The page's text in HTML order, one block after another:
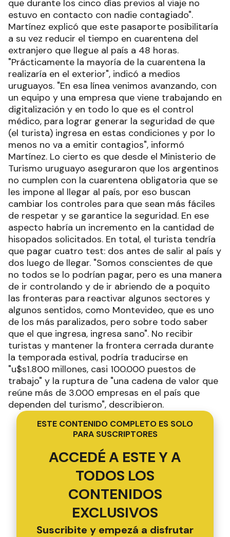
que durante los cinco días previos al viaje no
estuvo en contacto con nadie contagiado".
Martínez explicó que este pasaporte posibilitaría
a su vez reducir el tiempo en cuarentena del
extranjero que llegue al país a 48 horas.
"Prácticamente la mayoría de la cuarentena la
realizaría en el exterior", indicó a medios
uruguayos. "En esa línea venimos avanzando, con
un equipo y una empresa que viene trabajando en
digitalización y en todo lo que es el control
médico, para lograr generar la seguridad de que
(el turista) ingresa en estas condiciones y por lo
menos no va a emitir contagios", informó
Martínez. Lo cierto es que desde el Ministerio de
Turismo uruguayo aseguraron que los argentinos
no cumplen con la cuarentena obligatoria que se
les impone al llegar al país, por eso buscan
cambiar los controles para que sean más fáciles
de respetar y se garantice la seguridad. En ese
aspecto habría un incremento en la cantidad de
hisopados solicitados. En total, el turista tendría
que pagar cuatro test: dos antes de salir al país y
dos luego de llegar. "Somos conscientes de que
no todos se lo podrían pagar, pero es una manera
de ir controlando y de ir abriendo de a poquito
las fronteras para reactivar algunos sectores y
algunos sentidos, como Montevideo, que es uno
de los más paralizados, pero sobre todo saber
que el que ingresa, ingresa sano". No recibir
turistas y mantener la frontera cerrada durante
la temporada estival, podría traducirse en
"u$s1.800 millones, casi 100.000 puestos de
trabajo" y la ruptura de "una cadena de valor que
reúne más de 3.000 empresas en el país que
dependen del turismo", describieron.
ESTE CONTENIDO COMPLETO ES SOLO
PARA SUSCRIPTORES
ACCEDÉ A ESTE Y A
TODOS LOS
CONTENIDOS
EXCLUSIVOS
Suscribite y empezá a disfrutar